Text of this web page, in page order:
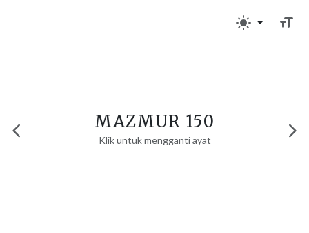
MAZMUR 150
Klik untuk mengganti ayat